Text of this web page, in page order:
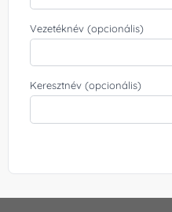
Vezetéknév (opcionális)
Keresztnév (opcionális)